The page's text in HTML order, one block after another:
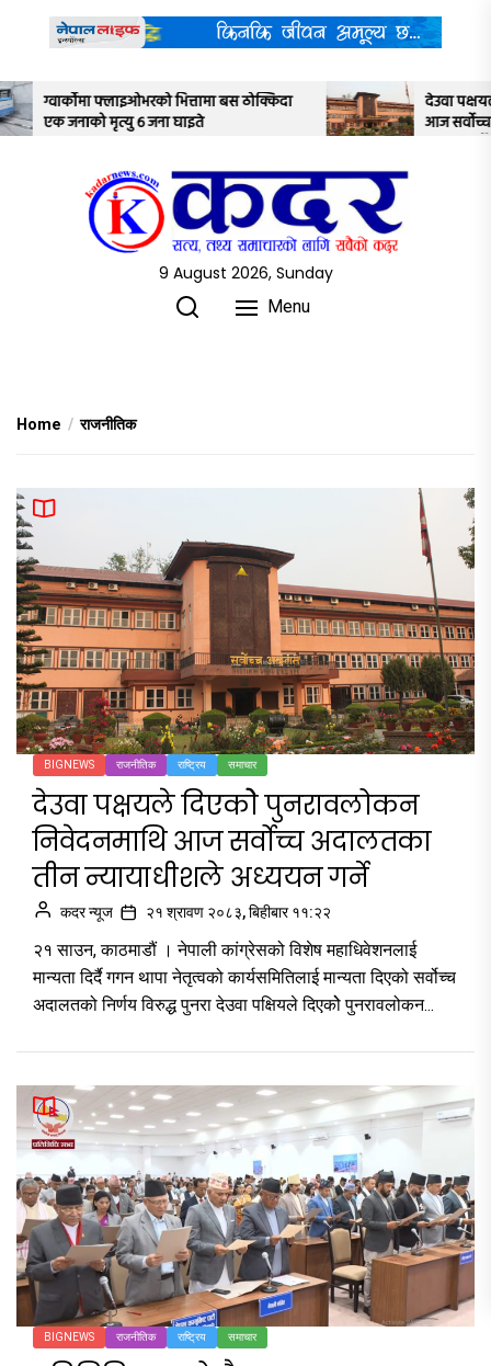
content
देउवा पक्षयले दिएकोे पुनरावलोकन निवेदनमाथि
आज सर्वोच्च अदालतका तीन न्यायाधीशले
9 August 2026, Sunday
Menu
Home राजनीतिक
BIGNEWS राजनीतिक राष्ट्रिय समाचार
देउवा पक्षयले दिएकोे पुनरावलोकन
निवेदनमाथि आज सर्वोच्च अदालतका
तीन न्यायाधीशले अध्ययन गर्ने
कदर न्यूज २१ श्रावण २०८३, बिहीबार ११:२२
२१ साउन, काठमाडौं । नेपाली कांग्रेसको विशेष महाधिवेशनलाई
मान्यता दिर्दै गगन थापा नेतृत्वको कार्यसमितिलाई मान्यता दिएको सर्वोच्च
अदालतको निर्णय विरुद्ध पुनरा देउवा पक्षियले दिएकोे पुनरावलोकन...
BIGNEWS राजनीतिक राष्ट्रिय समाचार